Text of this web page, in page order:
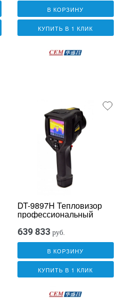
В КОРЗИНУ
КУПИТЬ В 1 КЛИК
DT-9897H Тепловизор
профессиональный
639 833 руб.
В КОРЗИНУ
КУПИТЬ В 1 КЛИК